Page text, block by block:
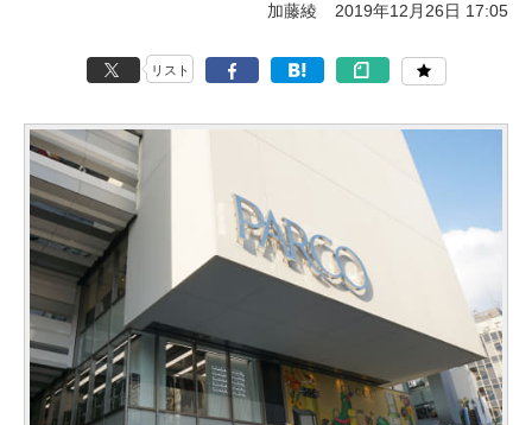
加藤綾 2019年12月26日 17:05
リスト